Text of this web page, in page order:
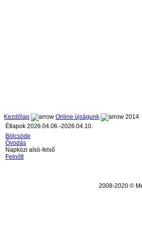
Kezdőlap
Online újságunk
2014
Étlapok 2026.04.06.-2026.04.10.
Bölcsöde
Óvodás
Napközi alsó-felső
Felnőtt
2008-2020 ©